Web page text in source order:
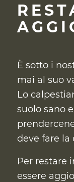
È sotto i
mai al suo
Lo
suolo sano
deve fare la
Per restare
essere